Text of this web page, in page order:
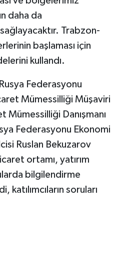
daha da
Trabzon-
başlaması için
kullandı.
Federasyonu
Mümessilliği Müşaviri
Mümessilliği Danışmanı
Federasyonu Ekonomi
Ruslan Bekuzarov
ortamı, yatırım
bilgilendirme
katılımcıların soruları